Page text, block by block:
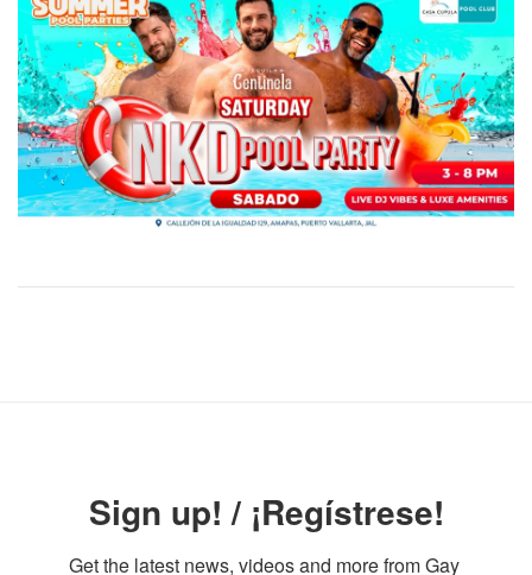
Sign up! / ¡Regístrese!
Get the latest news, videos and more from Gay